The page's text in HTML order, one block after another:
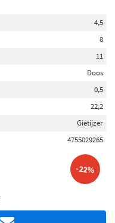
4,5
8
11
Doos
0,5
22,2
Gietijzer
4755029265
-22%